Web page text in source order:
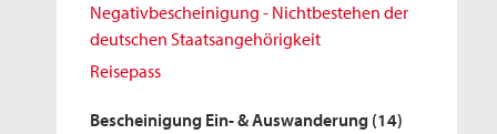
Negativbescheinigung - Nichtbestehen der
deutschen Staatsangehörigkeit
Reisepass
Bescheinigung Ein- & Auswanderung (14)